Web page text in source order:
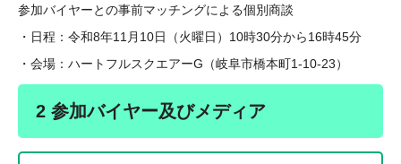
参加バイヤーとの事前マッチングによる個別商談
・日程：令和8年11月10日（火曜日）10時30分から16時45分
・会場：ハートフルスクエアーG（岐阜市橋本町1-10-23）
2 参加バイヤー及びメディア